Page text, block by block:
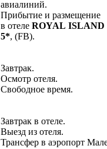
авиалиний.
Прибытие и размещение
в отеле ROYAL ISLAND
5*, (FB).
Завтрак.
Осмотр отеля.
Свободное время.
Завтрак в отеле.
Выезд из отеля.
Трансфер в аэропорт